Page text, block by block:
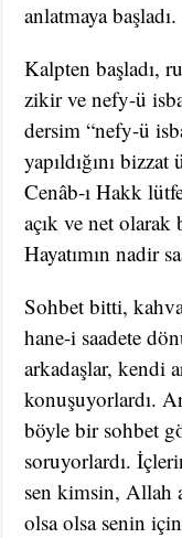
anlatmaya başladı.
Kalpten başladı,
zikir ve nefy-ü
dersim “nefy-ü
yapıldığını
Cenâb-ı Hakk
açık ve net
Hayatımın nadir
Sohbet bitti,
hane-i saadete
arkadaşlar, kendi
konuşuyorlardı.
böyle bir sohbet
soruyorlardı.
sen kimsin, Allah
olsa olsa senin